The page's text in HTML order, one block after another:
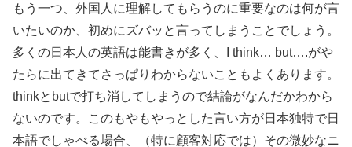
もう一つ、外国人に理解してもらうのに重要なのは何が言
いたいのか、初めにズバッと言ってしまうことでしょう。
多くの日本人の英語は能書きが多く、I think… but….がや
たらに出てきてさっぱりわからないこともよくあります。
thinkとbutで打ち消してしまうので結論がなんだかわから
ないのです。このもやもやっとした言い方が日本独特で日
本語でしゃべる場合、（特に顧客対応では）その微妙なニ